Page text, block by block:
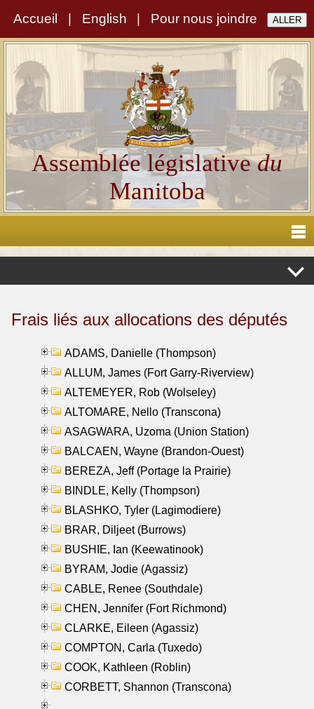
Accueil English Pour nous joindre
Assemblée législativedu
Manitoba
Frais liés aux allocations des députés
ADAMS, Danielle (Thompson)
ALLUM, James (Fort Garry-Riverview)
ALTEMEYER, Rob (Wolseley)
ALTOMARE, Nello (Transcona)
ASAGWARA, Uzoma (Union Station)
BALCAEN, Wayne (Brandon-Ouest)
BEREZA, Jeff (Portage la Prairie)
BINDLE, Kelly (Thompson)
BLASHKO, Tyler (Lagimodiere)
BRAR, Diljeet (Burrows)
BUSHIE, Ian (Keewatinook)
BYRAM, Jodie (Agassiz)
CABLE, Renee (Southdale)
CHEN, Jennifer (Fort Richmond)
CLARKE, Eileen (Agassiz)
COMPTON, Carla (Tuxedo)
COOK, Kathleen (Roblin)
CORBETT, Shannon (Transcona)